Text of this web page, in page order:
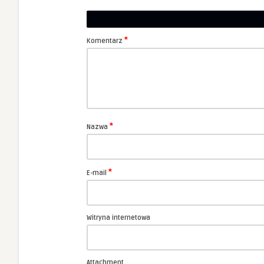
Komentarz *
Nazwa *
E-mail *
Witryna internetowa